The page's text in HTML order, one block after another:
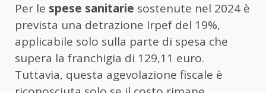
Per le spese sanitarie sostenute nel 2024 è
prevista una detrazione Irpef del 19%,
applicabile solo sulla parte di spesa che
supera la franchigia di 129,11 euro.
Tuttavia, questa agevolazione fiscale è